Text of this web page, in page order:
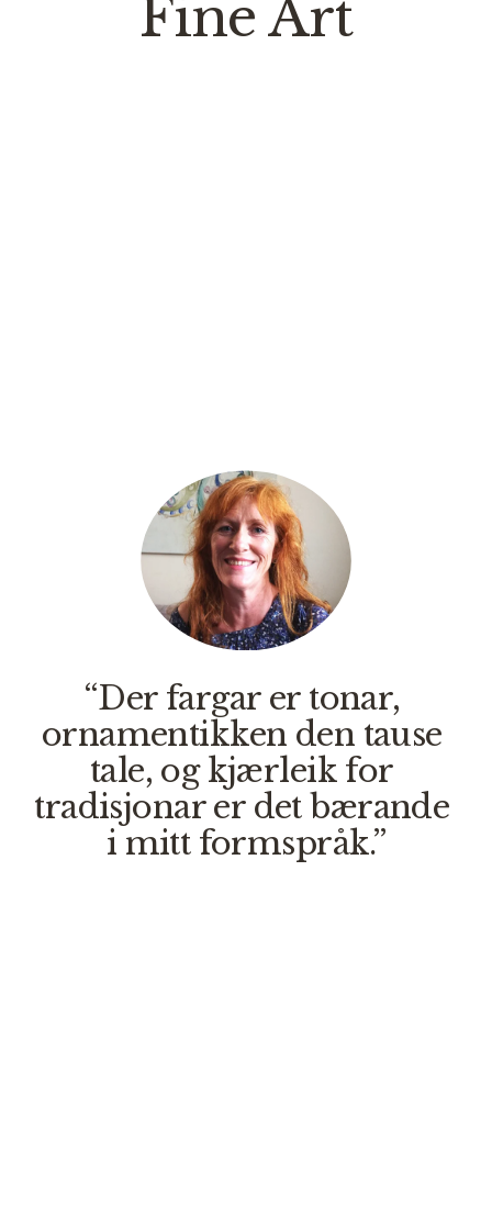
Fine Art
“Der fargar er tonar,
ornamentikken den tause
tale, og kjærleik for
tradisjonar er det bærande
i mitt formspråk.”